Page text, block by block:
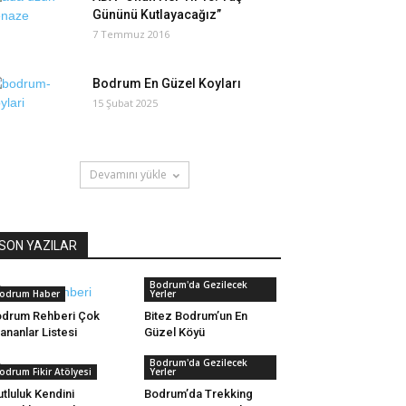
Gününü Kutlayacağız”
7 Temmuz 2016
Bodrum En Güzel Koyları
15 Şubat 2025
Devamını yükle
YAZILAR
Haber
Rehberi Çok
Listesi
Bodrum'da Gezilecek
Yerler
Bitez Bodrum’un En
Güzel Köyü
Fikir Atölyesi
Kendini
Bodrum'da Gezilecek
Yerler
Bodrum’da Trekking